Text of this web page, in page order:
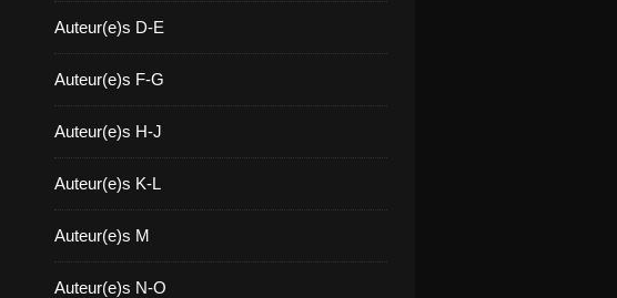
Auteur(e)s D-E
Auteur(e)s F-G
Auteur(e)s H-J
Auteur(e)s K-L
Auteur(e)s M
Auteur(e)s N-O